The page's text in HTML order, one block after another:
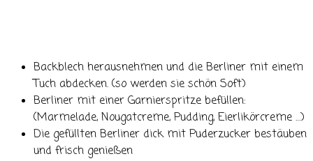
Backblech herausnehmen und die Berliner mit einem
Tuch abdecken. (so werden sie schön Soft)
Berliner mit einer Garnierspritze befüllen:
(Marmelade, Nougatcreme, Pudding, Eierlikörcreme …)
Die gefüllten Berliner dick mit Puderzucker bestäuben
und frisch genießen